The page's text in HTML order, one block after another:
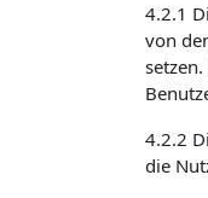
4.2.1
von
4.2.2
die